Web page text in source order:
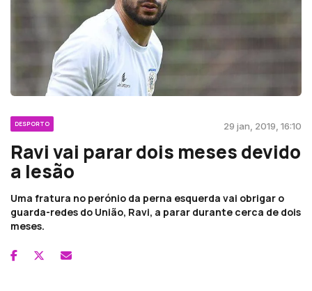
DESPORTO 29 jan, 2019, 16:10
Ravi vai parar dois meses devido
a lesão
Uma fratura no perónio da perna esquerda vai obrigar o
guarda-redes do União, Ravi, a parar durante cerca de dois
meses.